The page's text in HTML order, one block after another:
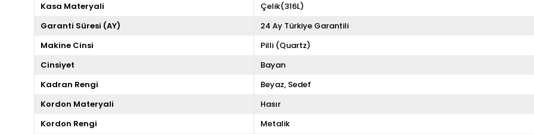
Kasa Materyali
Çelik(316L)
Garanti Süresi (AY)
24 Ay Türkiye Garantili
Makine Cinsi
Pilli (Quartz)
Cinsiyet
Bayan
Kadran Rengi
Beyaz Sedef
Kordon Materyali
Hasır
Kordon Rengi
Metalik